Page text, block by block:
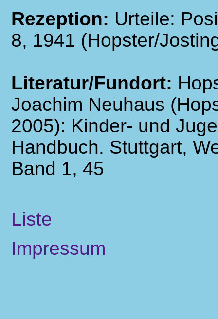
Rezeption: Urteile:
8, 1941 (Hopster/
Literatur/Fundort:
Joachim Neuhaus
2005): Kinder- und
Handbuch. Stuttgart,
Band 1, 45
Liste
Impressum